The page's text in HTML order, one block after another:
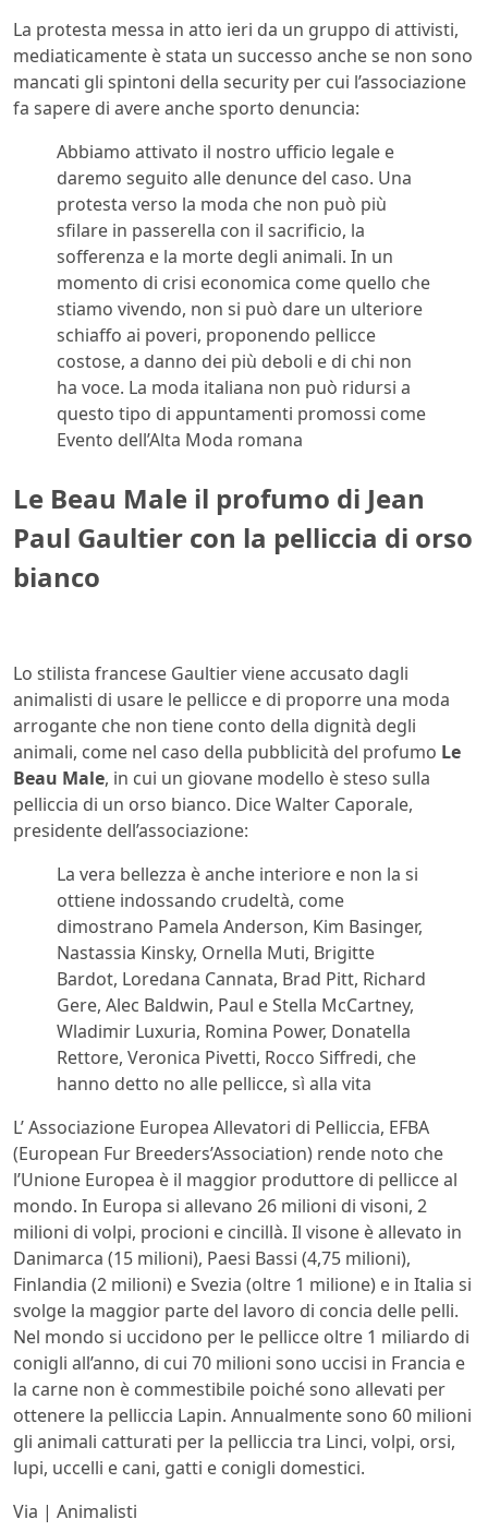
La protesta messa in atto ieri da un gruppo di attivisti,
mediaticamente è stata un successo anche se non sono
mancati gli spintoni della security per cui l’associazione
fa sapere di avere anche sporto denuncia:
Abbiamo attivato il nostro ufficio legale e
daremo seguito alle denunce del caso. Una
protesta verso la moda che non può più
sfilare in passerella con il sacrificio, la
sofferenza e la morte degli animali. In un
momento di crisi economica come quello che
stiamo vivendo, non si può dare un ulteriore
schiaffo ai poveri, proponendo pellicce
costose, a danno dei più deboli e di chi non
ha voce. La moda italiana non può ridursi a
questo tipo di appuntamenti promossi come
Evento dell’Alta Moda romana
Le Beau Male il profumo di Jean
Paul Gaultier con la pelliccia di orso
bianco
Lo stilista francese Gaultier viene accusato dagli
animalisti di usare le pellicce e di proporre una moda
arrogante che non tiene conto della dignità degli
animali, come nel caso della pubblicità del profumo Le
Beau Male, in cui un giovane modello è steso sulla
pelliccia di un orso bianco. Dice Walter Caporale,
presidente dell’associazione:
La vera bellezza è anche interiore e non la si
ottiene indossando crudeltà, come
dimostrano Pamela Anderson, Kim Basinger,
Nastassia Kinsky, Ornella Muti, Brigitte
Bardot, Loredana Cannata, Brad Pitt, Richard
Gere, Alec Baldwin, Paul e Stella McCartney,
Wladimir Luxuria, Romina Power, Donatella
Rettore, Veronica Pivetti, Rocco Siffredi, che
hanno detto no alle pellicce, sì alla vita
L’ Associazione Europea Allevatori di Pelliccia, EFBA
(European Fur Breeders’Association) rende noto che
l’Unione Europea è il maggior produttore di pellicce al
mondo. In Europa si allevano 26 milioni di visoni, 2
milioni di volpi, procioni e cincillà. Il visone è allevato in
Danimarca (15 milioni), Paesi Bassi (4,75 milioni),
Finlandia (2 milioni) e Svezia (oltre 1 milione) e in Italia si
svolge la maggior parte del lavoro di concia delle pelli.
Nel mondo si uccidono per le pellicce oltre 1 miliardo di
conigli all’anno, di cui 70 milioni sono uccisi in Francia e
la carne non è commestibile poiché sono allevati per
ottenere la pelliccia Lapin. Annualmente sono 60 milioni
gli animali catturati per la pelliccia tra Linci, volpi, orsi,
lupi, uccelli e cani, gatti e conigli domestici.
Via | Animalisti